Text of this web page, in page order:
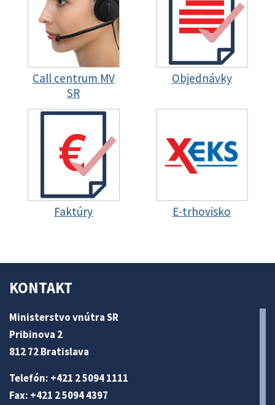
Call centrum MV
SR
Objednávky
Faktúry E-trhovisko
KONTAKT
Ministerstvo vnútra SR
Pribinova 2
812 72 Bratislava
Telefón: +421 2 5094 1111
Fax: +421 2 5094 4397